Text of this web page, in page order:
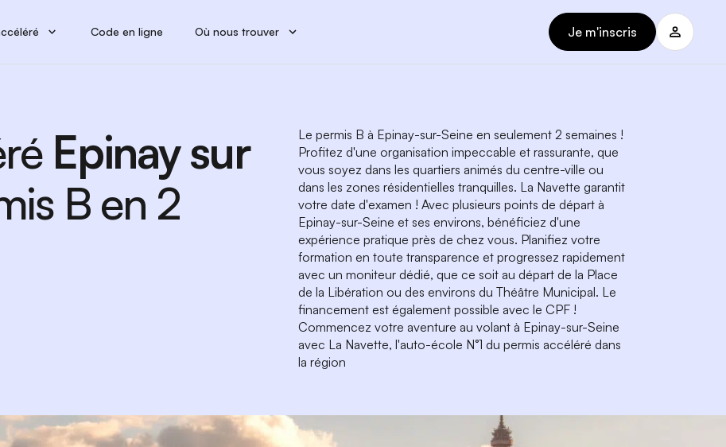
Code en ligne Où nous trouver Je m'inscris
Epinay sur
B en 2
Le permis B à Epinay-sur-Seine en seulement 2 semaines !
Profitez d'une organisation impeccable et rassurante, que
vous soyez dans les quartiers animés du centre-ville ou
dans les zones résidentielles tranquilles. La Navette garantit
votre date d'examen ! Avec plusieurs points de départ à
Epinay-sur-Seine et ses environs, bénéficiez d'une
expérience pratique près de chez vous. Planifiez votre
formation en toute transparence et progressez rapidement
avec un moniteur dédié, que ce soit au départ de la Place
de la Libération ou des environs du Théâtre Municipal. Le
financement est également possible avec le CPF !
Commencez votre aventure au volant à Epinay-sur-Seine
avec La Navette, l'auto-école N°1 du permis accéléré dans
la région